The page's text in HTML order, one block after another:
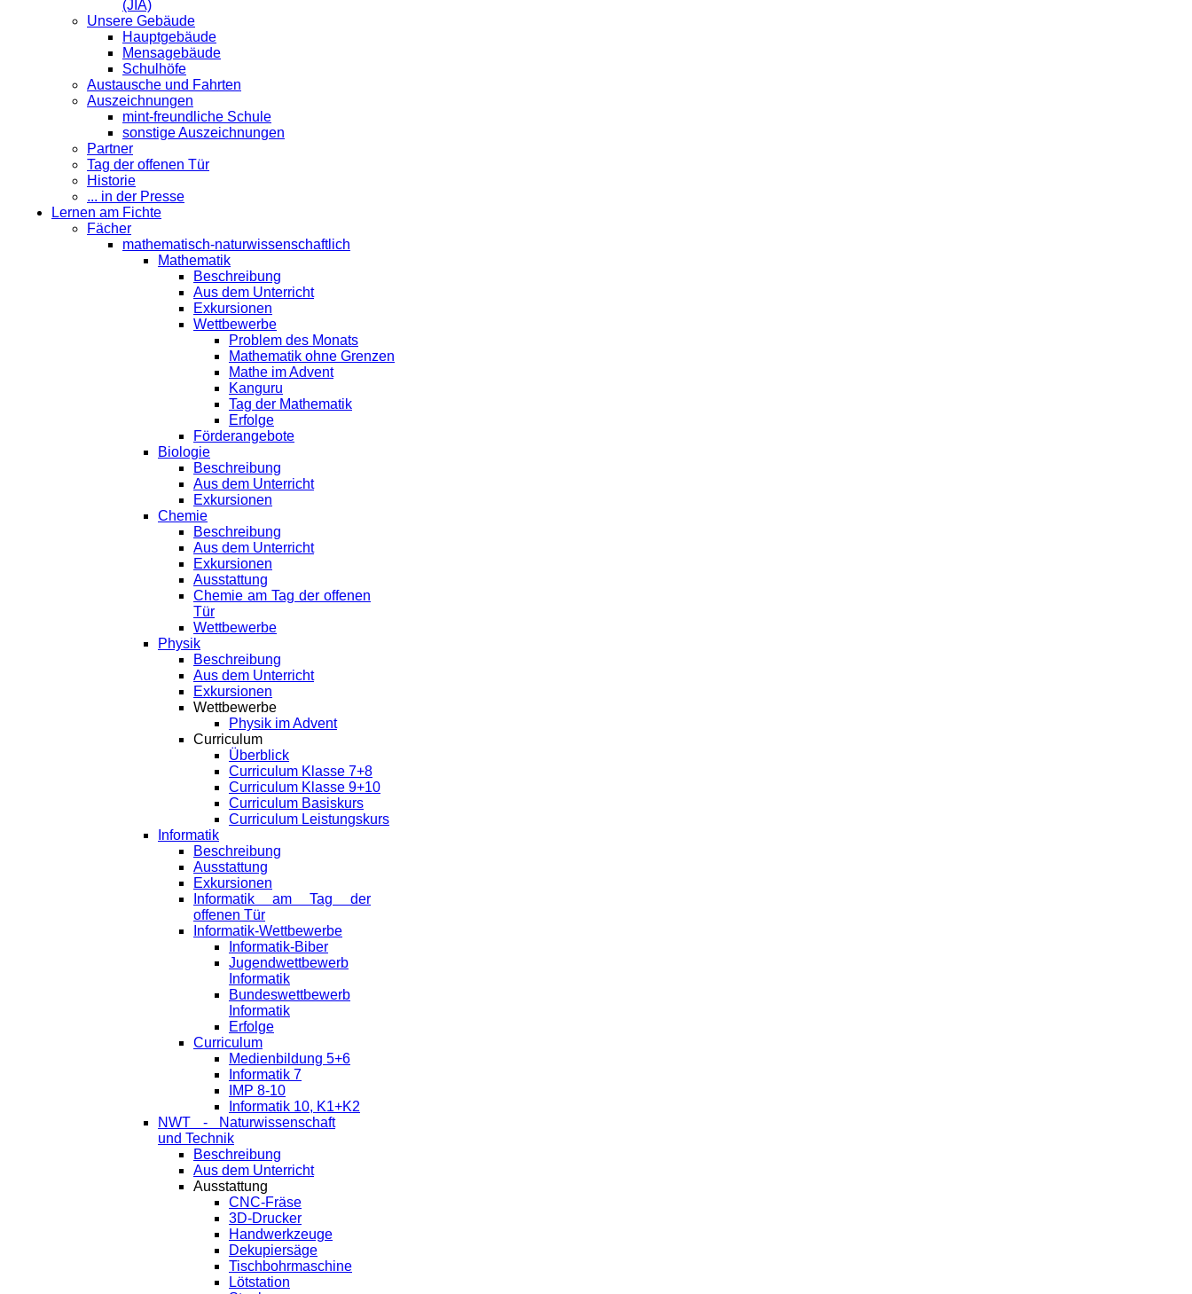
(JIA)
Unsere Gebäude
Hauptgebäude
Mensagebäude
Schulhöfe
Austausche und Fahrten
Auszeichnungen
mint-freundliche Schule
sonstige Auszeichnungen
Partner
Tag der offenen Tür
Historie
... in der Presse
Lernen am Fichte
Fächer
mathematisch-naturwissenschaftlich
Mathematik
Beschreibung
Aus dem Unterricht
Exkursionen
Wettbewerbe
Problem des Monats
Mathematik ohne Grenzen
Mathe im Advent
Kanguru
Tag der Mathematik
Erfolge
Förderangebote
Biologie
Beschreibung
Aus dem Unterricht
Exkursionen
Chemie
Beschreibung
Aus dem Unterricht
Exkursionen
Ausstattung
Chemie am Tag der offenen
Tür
Wettbewerbe
Physik
Beschreibung
Aus dem Unterricht
Exkursionen
Wettbewerbe
Physik im Advent
Curriculum
Überblick
Curriculum Klasse 7+8
Curriculum Klasse 9+10
Curriculum Basiskurs
Curriculum Leistungskurs
Informatik
Beschreibung
Ausstattung
Exkursionen
Informatik am Tag der
offenen Tür
Informatik-Wettbewerbe
Informatik-Biber
Jugendwettbewerb
Informatik
Bundeswettbewerb
Informatik
Erfolge
Curriculum
Medienbildung 5+6
Informatik 7
IMP 8-10
Informatik 10, K1+K2
NWT - Naturwissenschaft
und Technik
Beschreibung
Aus dem Unterricht
Ausstattung
CNC-Fräse
3D-Drucker
Handwerkzeuge
Dekupiersäge
Tischbohrmaschine
Lötstation